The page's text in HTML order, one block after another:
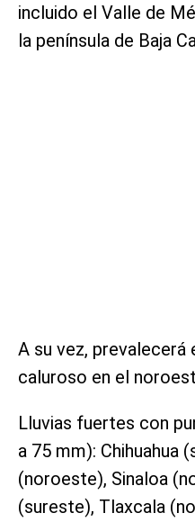
incluido el Valle de
la península de Baja
A su vez, prevalecerá
caluroso en el
Lluvias fuertes con
a 75 mm): Chihuahua
(noroeste), Sinaloa
(sureste), Tlaxcala